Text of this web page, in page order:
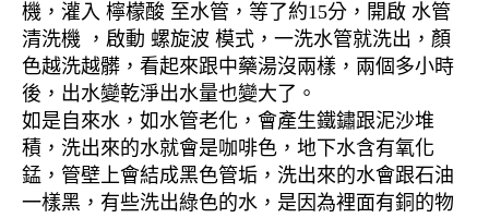
機，灌入 檸檬酸 至水管，等了約15分，開啟 水管
清洗機 ，啟動 螺旋波 模式，一洗水管就洗出，顏
色越洗越髒，看起來跟中藥湯沒兩樣，兩個多小時
後，出水變乾淨出水量也變大了。
如是自來水，如水管老化，會產生鐵鏽跟泥沙堆
積，洗出來的水就會是咖啡色，地下水含有氧化
錳，管壁上會結成黑色管垢，洗出來的水會跟石油
一樣黑，有些洗出綠色的水，是因為裡面有銅的物